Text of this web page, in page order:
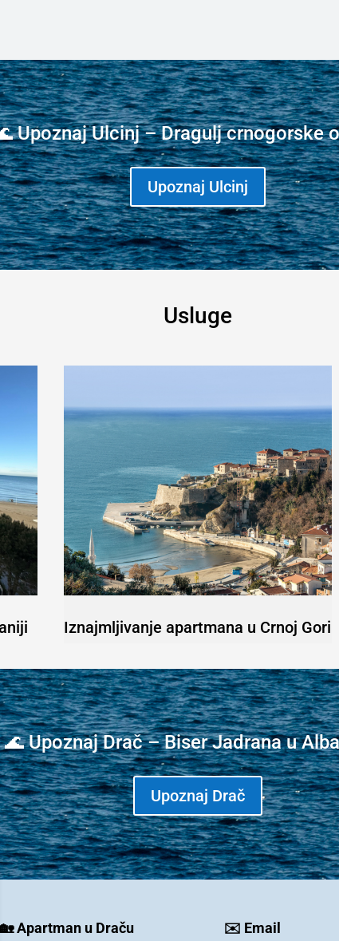
Upoznaj Ulcinj – Dragulj crnogorske
Upoznaj Ulcinj
Usluge
Iznajmljivanje apartmana u Crnoj Gori
🌊 Upoznaj Drač – Biser Jadrana u
Upoznaj Drač
Apartman u Draču ✉️ Email